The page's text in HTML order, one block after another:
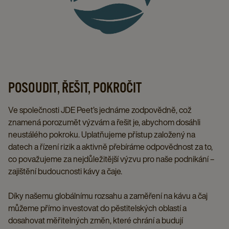
POSOUDIT, ŘEŠIT, POKROČIT
Ve společnosti JDE Peet’s jednáme zodpovědně, což
znamená porozumět výzvám a řešit je, abychom dosáhli
neustálého pokroku. Uplatňujeme přístup založený na
datech a řízení rizik a aktivně přebíráme odpovědnost za to,
co považujeme za nejdůležitější výzvu pro naše podnikání –
zajištění budoucnosti kávy a čaje.
Díky našemu globálnímu rozsahu a zaměření na kávu a čaj
můžeme přímo investovat do pěstitelských oblastí a
dosahovat měřitelných změn, které chrání a budují